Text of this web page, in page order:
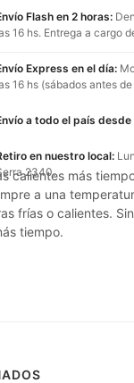
Flash en 2 horas:
16 hs. Entrega a cargo
Express en el día:
16 hs (sábados antes
a todo el país
en nuestro local:
2340.
calientes más
a una
frías o calientes.
tiempo.